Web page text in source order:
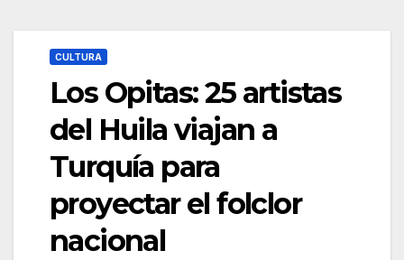
CULTURA
Los Opitas: 25 artistas
del Huila viajan a
Turquía para
proyectar el folclor
nacional